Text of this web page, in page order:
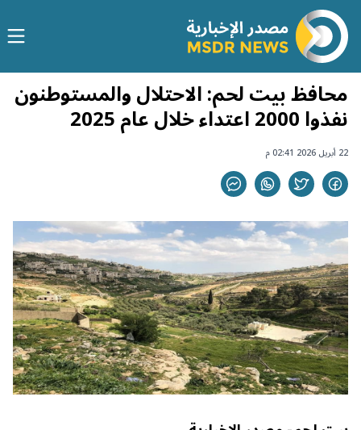
محافظ بيت لحم: الاحتلال والمستوطنون
نفذوا 2000 اعتداء خلال عام 2025
22 أبريل 2026 02:41 م